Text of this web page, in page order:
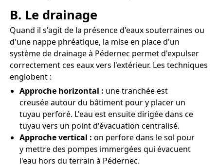
B. Le drainage
Quand il s'agit de la présence d'eaux souterraines ou
d'une nappe phréatique, la mise en place d'un
système de drainage à Pédernec permet d'expulser
correctement ces eaux vers l'extérieur. Les techniques
englobent :
Approche horizontal : une tranchée est
creusée autour du bâtiment pour y placer un
tuyau perforé. L'eau est ensuite dirigée dans ce
tuyau vers un point d'évacuation centralisé.
Approche vertical : on perfore dans le sol pour
y mettre des pompes immergées qui évacuent
l'eau hors du terrain à Pédernec.